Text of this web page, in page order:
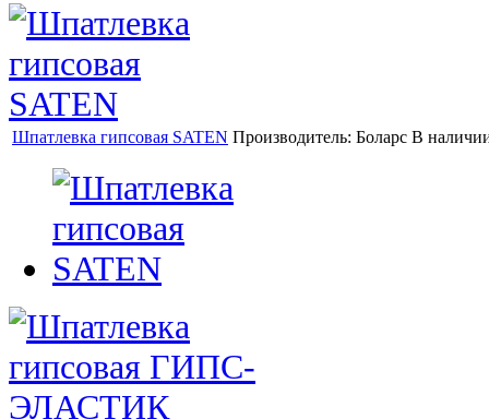
Шпатлевка гипсовая SATEN Производитель: Боларс В